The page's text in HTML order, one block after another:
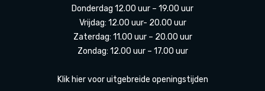
Donderdag 12.00 uur – 19.00 uur
Vrijdag: 12.00 uur- 20.00 uur
Zaterdag: 11.00 uur – 20.00 uur
Zondag: 12.00 uur – 17.00 uur
Klik hier voor uitgebreide openingstijden